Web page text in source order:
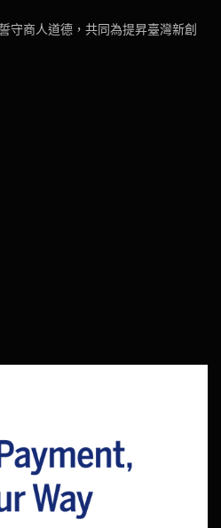
守商人道德，共同為提昇臺灣新創